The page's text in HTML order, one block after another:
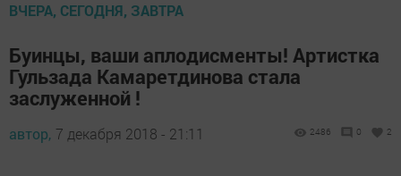
ВЧЕРА, СЕГОДНЯ, ЗАВТРА
Буинцы, ваши аплодисменты! Артистка
Гульзада Камаретдинова стала
заслуженной !
автор, 7 декабря 2018 - 21:11 2486 0 2